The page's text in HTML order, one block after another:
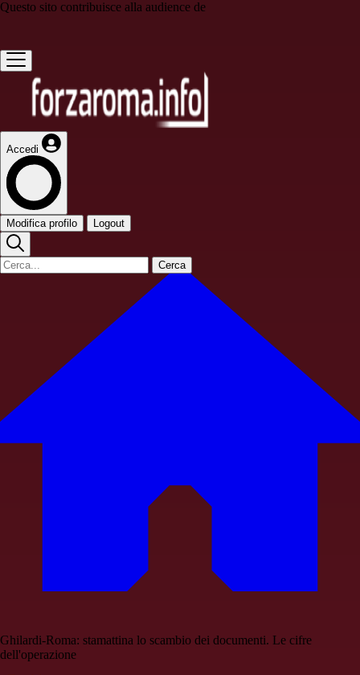
Questo sito contribuisce alla audience de
Accedi
Modifica profilo Logout
Cerca
Ghilardi-Roma: stamattina lo scambio dei documenti. Le cifre
dell'operazione